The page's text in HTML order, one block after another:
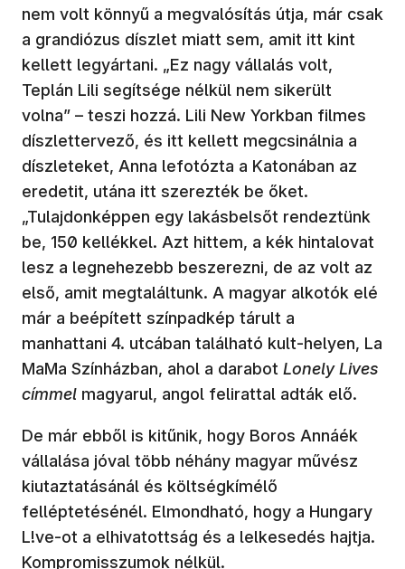
nem volt könnyű a megvalósítás útja, már csak
a grandiózus díszlet miatt sem, amit itt kint
kellett legyártani. „Ez nagy vállalás volt,
Teplán Lili segítsége nélkül nem sikerült
volna” – teszi hozzá. Lili New Yorkban filmes
díszlettervező, és itt kellett megcsinálnia a
díszleteket, Anna lefotózta a Katonában az
eredetit, utána itt szerezték be őket.
„Tulajdonképpen egy lakásbelsőt rendeztünk
be, 150 kellékkel. Azt hittem, a kék hintalovat
lesz a legnehezebb beszerezni, de az volt az
első, amit megtaláltunk. A magyar alkotók elé
már a beépített színpadkép tárult a
manhattani 4. utcában található kult-helyen, La
MaMa Színházban, ahol a darabot Lonely Lives
címmel magyarul, angol felirattal adták elő.
De már ebből is kitűnik, hogy Boros Annáék
vállalása jóval több néhány magyar művész
kiutaztatásánál és költségkímélő
felléptetésénél. Elmondható, hogy a Hungary
L!ve-ot a elhivatottság és a lelkesedés hajtja.
Kompromisszumok nélkül.